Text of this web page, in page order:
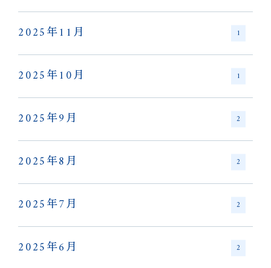
2025年11月 1
2025年10月 1
2025年9月 2
2025年8月 2
2025年7月 2
2025年6月 2